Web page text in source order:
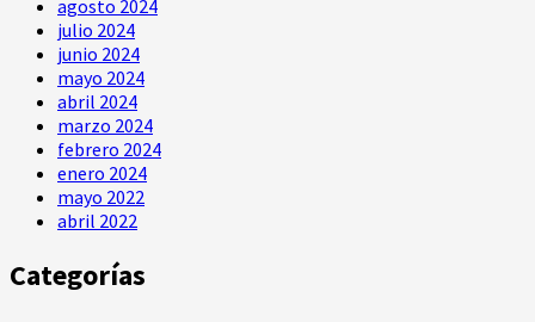
agosto 2024
julio 2024
junio 2024
mayo 2024
abril 2024
marzo 2024
febrero 2024
enero 2024
mayo 2022
abril 2022
Categorías